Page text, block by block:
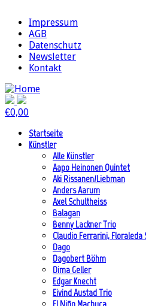
Impressum
AGB
Datenschutz
Newsletter
Kontakt
€0,00
Startseite
Künstler
Alle Künstler
Aapo Heinonen Quintet
Aki Rissanen/Liebman
Anders Aarum
Axel Schultheiss
Balagan
Benny Lackner Trio
Claudio Ferrarini, Floraleda
Dago
Dagobert Böhm
Dima Geller
Edgar Knecht
Eivind Austad Trio